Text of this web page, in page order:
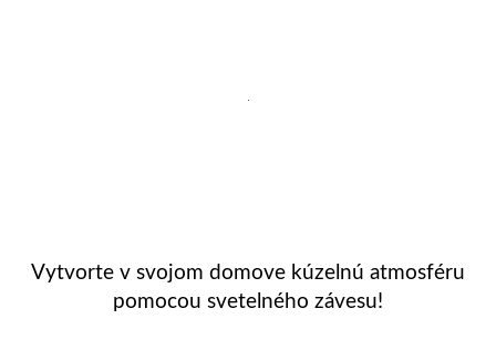
Vytvorte v svojom domove kúzelnú atmosféru
pomocou svetelného závesu!